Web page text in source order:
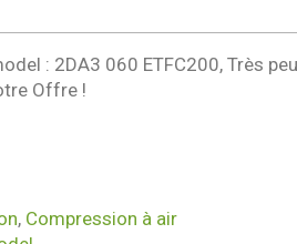
: 2DA3 060 ETFC200, Très
Offre !
, Compression à air